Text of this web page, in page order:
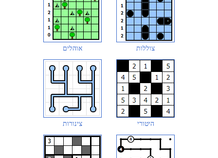
אוהלים צוללות
צינורות היטורי